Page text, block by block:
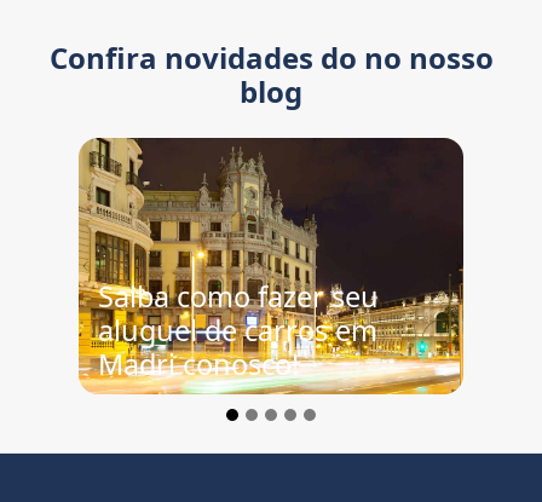
Confira novidades do no nosso
blog
Saiba como fazer seu
aluguel de carros em
Madri conosco!
Previous Next